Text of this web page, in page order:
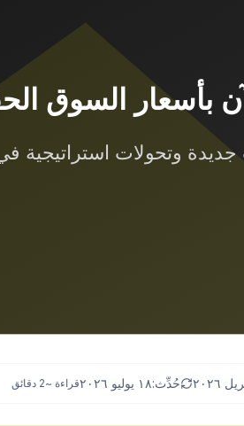
حُدِّث:١٨ يوليو ٢٠٢٦ قراءة ~2 دقائق